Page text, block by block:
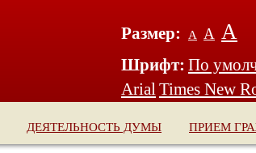
Размер: А А А
Шрифт: По
ArialTimes New
ДЕЯТЕЛЬНОСТЬ ДУМЫ ПРИЕМ